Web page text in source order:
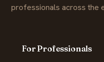
professionals across the
For Professionals